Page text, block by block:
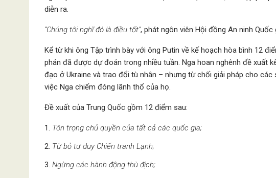
diễn ra.
“Chúng tôi nghĩ đó là điều tốt”, phát ngôn viên Hội đồng An ninh
Kể từ khi ông Tập trình bày với ông Putin về kế hoạch hòa bình 12
phán đã được dự đoán trong nhiều tuần. Nga hoan nghênh đề xuất
đạo ở Ukraine và trao đổi tù nhân – nhưng từ chối giải pháp cho
việc Nga chiếm đóng lãnh thổ của họ.
Đề xuất của Trung Quốc gồm 12 điểm sau:
Tôn trọng chủ quyền của tất cả các quốc gia;
Từ bỏ tư duy Chiến tranh Lạnh;
Ngừng các hành động thù địch;